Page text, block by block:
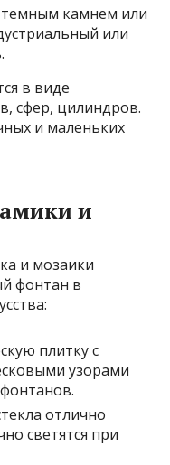
камнем или
или
в виде
сфер, цилиндров.
и маленьких
и
и мозаики
фонтан в
плитку с
узорами
отлично
светятся при